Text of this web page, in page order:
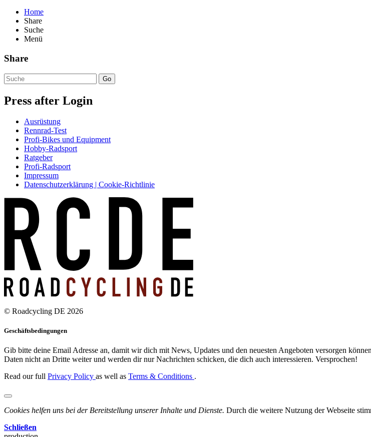
Home
Share
Suche
Menü
Share
Go
Press after Login
Ausrüstung
Rennrad-Test
Profi-Bikes und Equipment
Hobby-Radsport
Ratgeber
Profi-Radsport
Impressum
Datenschutzerklärung | Cookie-Richtlinie
© Roadcycling DE 2026
Geschäftsbedingungen
Gib bitte deine Email Adresse an, damit wir dich mit News, Updates und den neuesten Angeboten versorgen
Daten nicht an Dritte weiter und werden dir nur Nachrichten schicken, die dich auch interessieren. Versprochen!
Read our full Privacy Policy as well as Terms & Conditions .
Cookies helfen uns bei der Bereitstellung unserer Inhalte und Dienste. Durch die weitere Nutzung der Webseite
Schließen